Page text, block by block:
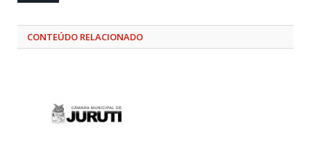
CONTEÚDO RELACIONADO